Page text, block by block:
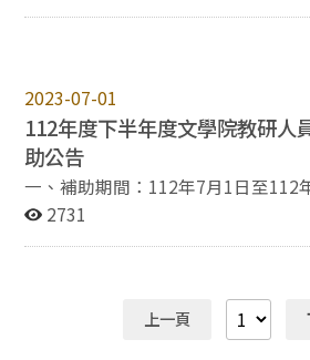
二、申請資格：本院專任教師。 三、申請內容：依據前一
年度（111.1.1~111.12.31）之研究成果。 四
序：申請人應於本校教師論著目錄資
請表及相關證明文件，由系所初審
成申請程序。已登錄資料，不需另附審查
截止時間：112年10月13日（五）12
六、檢附「國立政治大學學術及研
表」、「國立政治大學文學院研究
級會議歷次研究獎勵金相關決議」
2023-07-01
112年度下半年度文學院教研人
助公告
一、補助期間：112年7月1日至112
皆可申請。 二、補助對象：本院教研人員皆可申請。
（二）教研人員國際學術能量躍升
管簽章（附件1）。 （三）擬申請補助之中、外文論文全
2731
上一頁